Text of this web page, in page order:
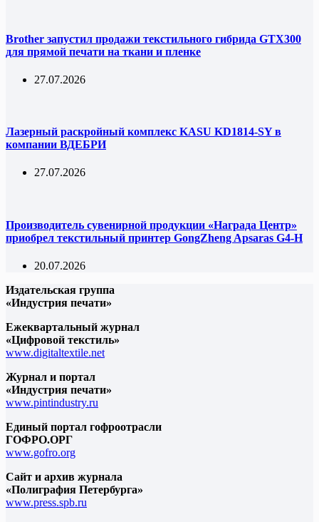
Brother запустил продажи текстильного гибрида GTX300
для прямой печати на ткани и пленке
27.07.2026
Лазерный раскройный комплекс KASU KD1814-SY в
компании ВДЕБРИ
27.07.2026
Производитель сувенирной продукции «Награда Центр»
приобрел текстильный принтер GongZheng Apsaras G4-H
20.07.2026
Издательская группа
«Индустрия печати»
Ежеквартальный журнал
«Цифровой текстиль»
www.digitaltextile.net
Журнал и портал
«Индустрия печати»
www.pintindustry.ru
Единый портал гофроотрасли
ГОФРО.ОРГ
www.gofro.org
Сайт и архив журнала
«Полиграфия Петербурга»
www.press.spb.ru